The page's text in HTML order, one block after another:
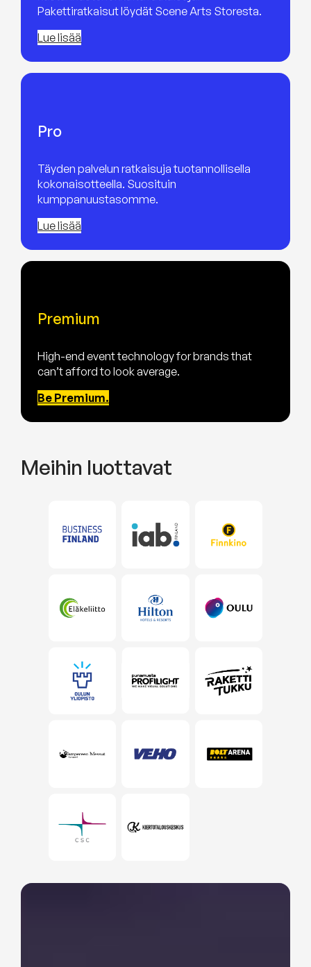
Pakettiratkaisut löydät Scene Arts Storesta.
Lue lisää
Pro
Täyden palvelun ratkaisuja tuotannollisella
kokonaisotteella. Suosituin
kumppanuustasomme.
Lue lisää
Premium
High-end event technology for brands that
can’t afford to look average.
Be Premium.
Meihin luottavat